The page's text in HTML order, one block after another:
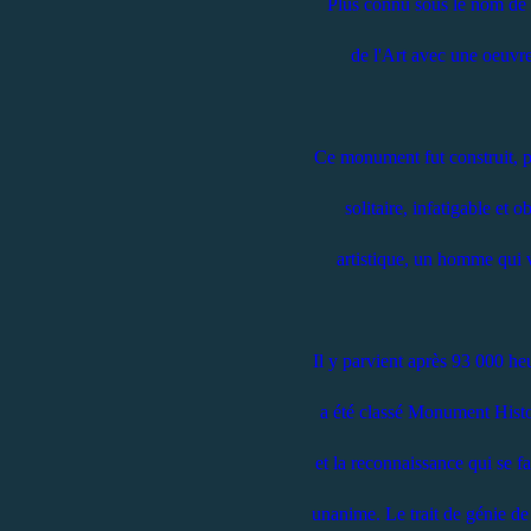
de l'Art avec une
Ce monument fut construit,
solitaire, infatigable et
artistique, un homme qui
Il y parvient après 93 000
a été classé Monument
et la reconnaissance qui se
unanime. Le trait de génie